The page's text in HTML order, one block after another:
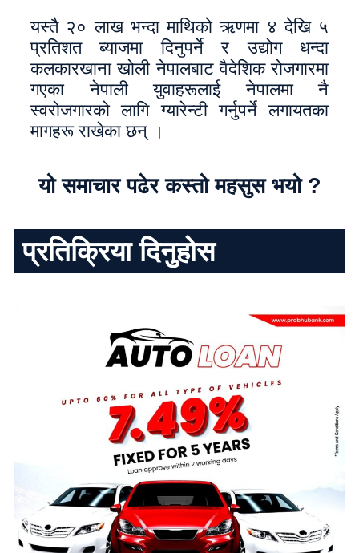
यस्तै २० लाख भन्दा माथिको ऋणमा ४ देखि ५
प्रतिशत ब्याजमा दिनुपर्ने र उद्योग धन्दा
कलकारखाना खोली नेपालबाट वैदेशिक रोजगारमा
गएका नेपाली युवाहरूलाई नेपालमा नै
स्वरोजगारको लागि ग्यारेन्टी गर्नुपर्ने लगायतका
मागहरू राखेका छन् ।
यो समाचार पढेर कस्तो महसुस भयो ?
प्रतिक्रिया दिनुहोस